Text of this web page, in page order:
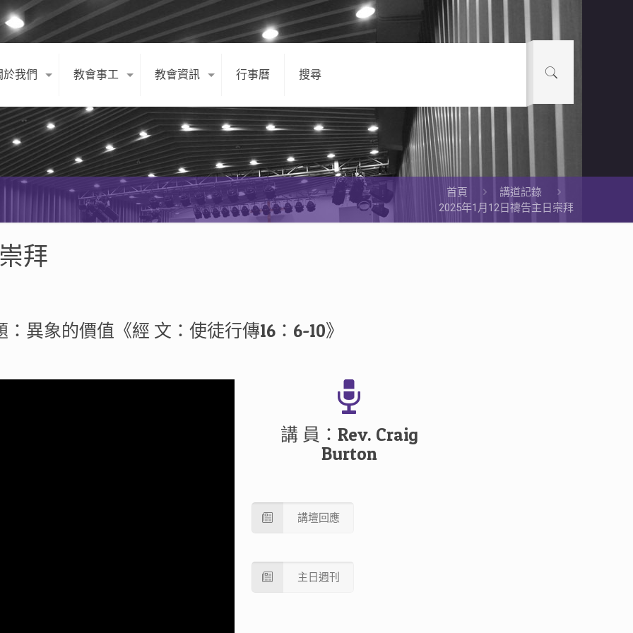
於我們 教會事工 教會資訊 行事曆 搜尋
首頁
講道記錄
2025年1月12日禱告主日崇拜
拜
：異象的價值《經 文：使徒行傳16：6-10》
講 員：Rev. Craig
Burton
講壇回應
主日週刊